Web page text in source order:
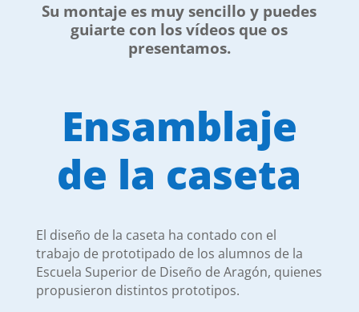
Su montaje es muy sencillo y puedes
guiarte con los vídeos que os
presentamos.
Ensamblaje
de la caseta
El diseño de la caseta ha contado con el
trabajo de prototipado de los alumnos de la
Escuela Superior de Diseño de Aragón, quienes
propusieron distintos prototipos.